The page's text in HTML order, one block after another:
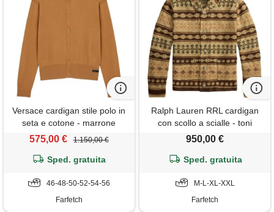
Versace cardigan stile polo in
seta e cotone - marrone
575,00 € 1.150,00 €
Sped. gratuita
46-48-50-52-54-56
Farfetch
Ralph Lauren RRL cardigan
con scollo a scialle - toni
neutri
950,00 €
Sped. gratuita
M-L-XL-XXL
Farfetch